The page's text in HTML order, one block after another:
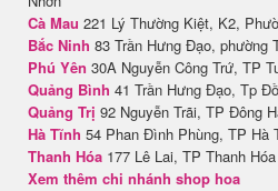
Cà Mau 221 Lý Thường Kiệt, K2,
Bắc Ninh 83 Trần Hưng Đạo, phường
Phú Yên 30A Nguyễn Công Trứ, TP
Quảng Bình 41 Trần Hưng Đạo, Tp
Quảng Trị 92 Nguyễn Trãi, TP Đông
Hà Tĩnh 54 Phan Đình Phùng, TP Hà
Thanh Hóa 177 Lê Lai, TP Thanh Hóa
Xem thêm chi nhánh shop hoa